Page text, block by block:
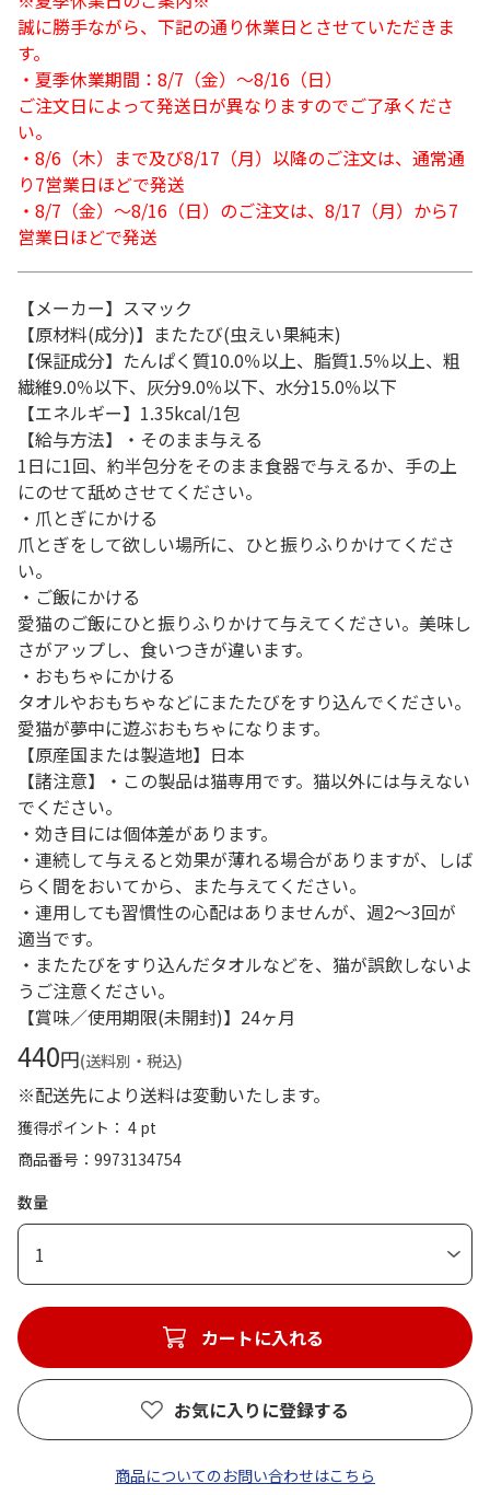
誠に勝手ながら、下記の通り休業日とさせていただきま
す。
・夏季休業期間：8/7（金）～8/16（日）
ご注文日によって発送日が異なりますのでご了承くださ
い。
・8/6（木）まで及び8/17（月）以降のご注文は、通常通
り7営業日ほどで発送
・8/7（金）～8/16（日）のご注文は、8/17（月）から7
営業日ほどで発送
【メーカー】スマック
【原材料(成分)】またたび(虫えい果純末)
【保証成分】たんぱく質10.0％以上、脂質1.5％以上、粗
繊維9.0％以下、灰分9.0％以下、水分15.0％以下
【エネルギー】1.35kcal/1包
【給与方法】・そのまま与える
1日に1回、約半包分をそのまま食器で与えるか、手の上
にのせて舐めさせてください。
・爪とぎにかける
爪とぎをして欲しい場所に、ひと振りふりかけてくださ
い。
・ご飯にかける
愛猫のご飯にひと振りふりかけて与えてください。美味し
さがアップし、食いつきが違います。
・おもちゃにかける
タオルやおもちゃなどにまたたびをすり込んでください。
愛猫が夢中に遊ぶおもちゃになります。
【原産国または製造地】日本
【諸注意】・この製品は猫専用です。猫以外には与えない
でください。
・効き目には個体差があります。
・連続して与えると効果が薄れる場合がありますが、しば
らく間をおいてから、また与えてください。
・連用しても習慣性の心配はありませんが、週2～3回が
適当です。
・またたびをすり込んだタオルなどを、猫が誤飲しないよ
うご注意ください。
【賞味／使用期限(未開封)】24ヶ月
440円(送料別・税込)
※配送先により送料は変動いたします。
獲得ポイント： 4 pt
商品番号
9973134754
数量
1
カートに入れる
お気に入りに登録する
商品についてのお問い合わせはこちら